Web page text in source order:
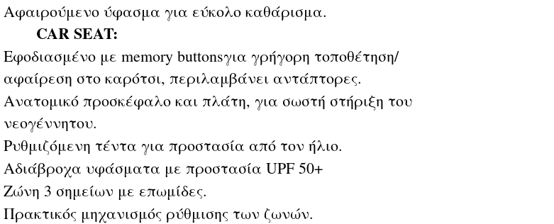
Αφαιρούμενο ύφασμα για εύκολο καθάρισμα.
CAR SEAT:
Εφοδιασμένο με memory buttonsγια γρήγορη τοποθέτηση/
αφαίρεση στο καρότσι, περιλαμβάνει αντάπτορες.
Ανατομικό προσκέφαλο και πλάτη, για σωστή στήριξη του
νεογέννητου.
Ρυθμιζόμενη τέντα για προστασία από τον ήλιο.
Αδιάβροχα υφάσματα με προστασία UPF 50+
Ζώνη 3 σημείων με επωμίδες.
Πρακτικός μηχανισμός ρύθμισης των ζωνών.